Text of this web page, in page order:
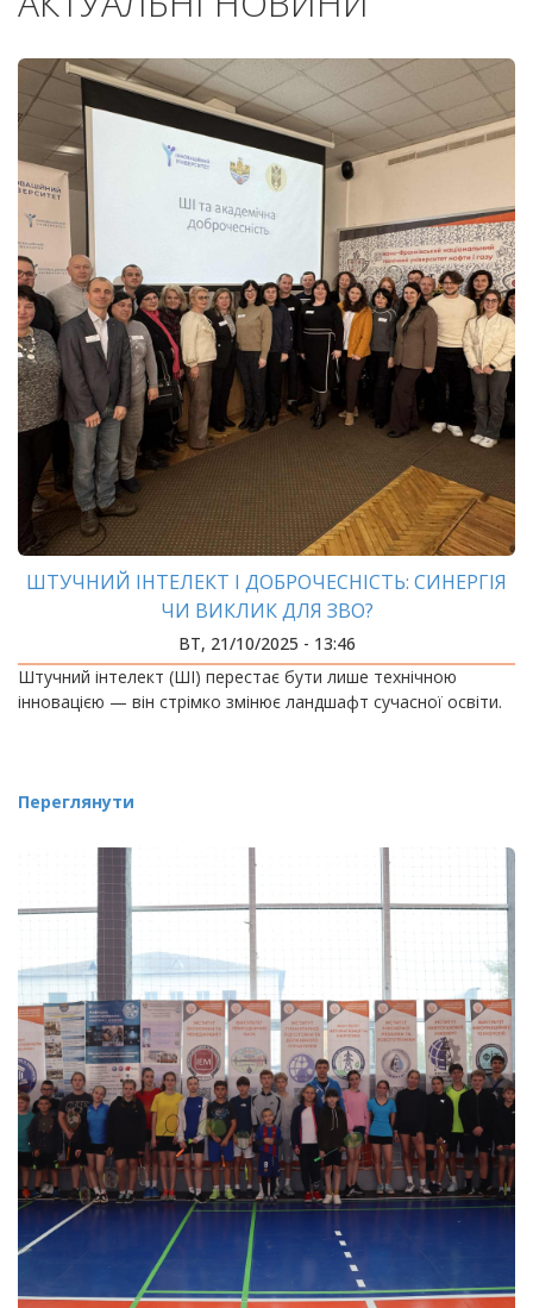
ШТУЧНИЙ ІНТЕЛЕКТ І ДОБРОЧЕСНІСТЬ: СИНЕРГІЯ
ЧИ ВИКЛИК ДЛЯ ЗВО?
ВТ, 21/10/2025 - 13:46
Штучний інтелект (ШІ) перестає бути лише технічною
інновацією — він стрімко змінює ландшафт сучасної освіти.
Переглянути